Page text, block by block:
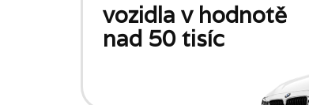
vozidla v hodnotě
nad 50 tisíc